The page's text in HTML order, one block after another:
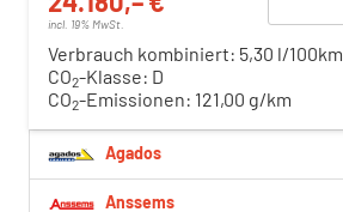
incl. 19% MwSt.
Verbrauch kombiniert: 5,30 l/100km
CO2-Klasse: D
CO2-Emissionen: 121,00 g/km
Agados
Anssems